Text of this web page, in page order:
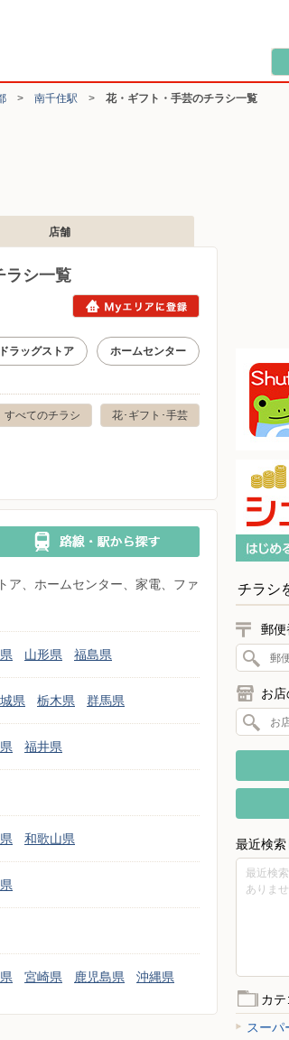
> 南千住駅 > 花・ギフト・手芸のチラシ一覧
店舗
ラシ一覧
ドラッグストア ホームセンター
花･ギフト･手芸
すべてのチラシ
ア、ホームセンター、家電、ファ
山形県 福島県
県 栃木県 群馬県
福井県
和歌山県
宮崎県 鹿児島県 沖縄県
チラシ
郵便
お
最近検
最近検
ありませ
カ
スーパ